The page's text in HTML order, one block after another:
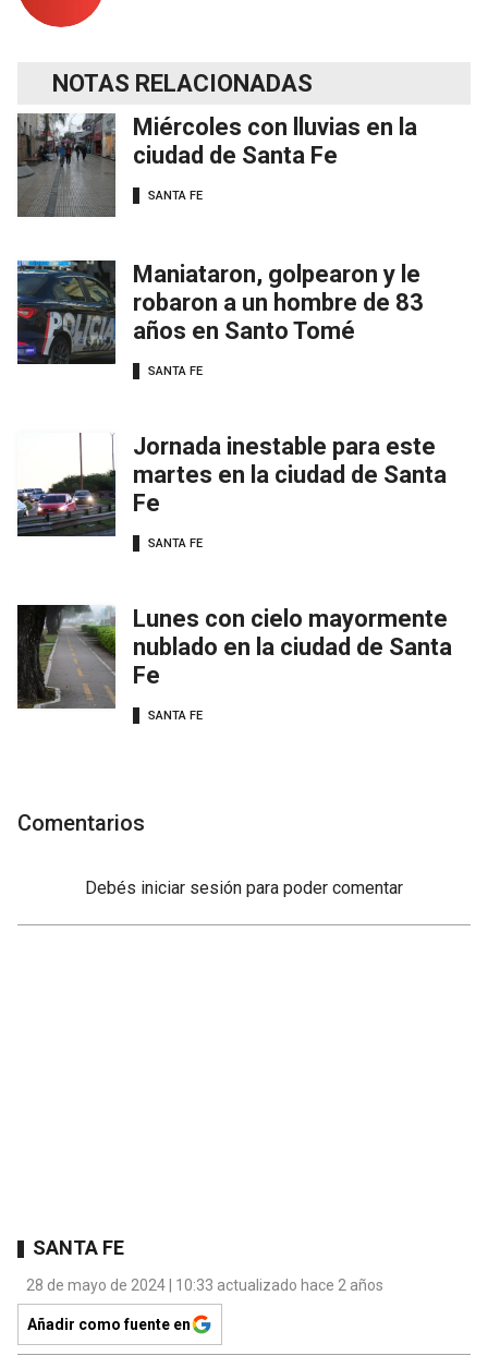
NOTAS RELACIONADAS
Miércoles con lluvias en la
ciudad de Santa Fe
SANTA FE
Maniataron, golpearon y le
robaron a un hombre de 83
años en Santo Tomé
SANTA FE
Jornada inestable para este
martes en la ciudad de Santa
Fe
SANTA FE
Lunes con cielo mayormente
nublado en la ciudad de Santa
Fe
SANTA FE
Comentarios
Debés iniciar sesión para poder comentar
SANTA FE
28 de mayo de 2024 | 10:33 actualizado hace 2 años
Añadir como fuente en